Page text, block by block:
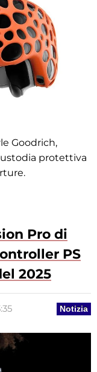
Goodrich,
protettiva
Pro di
PS
2025
Notizia